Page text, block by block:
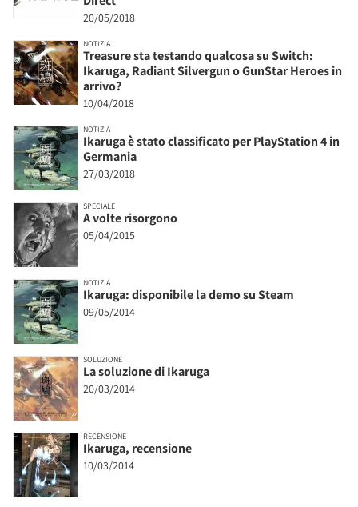
20/05/2018
NOTIZIA
Treasure sta testando qualcosa su Switch:
Ikaruga, Radiant Silvergun o GunStar Heroes in
arrivo?
10/04/2018
NOTIZIA
Ikaruga è stato classificato per PlayStation 4 in
Germania
27/03/2018
SPECIALE
A volte risorgono
05/04/2015
NOTIZIA
Ikaruga: disponibile la demo su Steam
09/05/2014
SOLUZIONE
La soluzione di Ikaruga
20/03/2014
RECENSIONE
Ikaruga, recensione
10/03/2014